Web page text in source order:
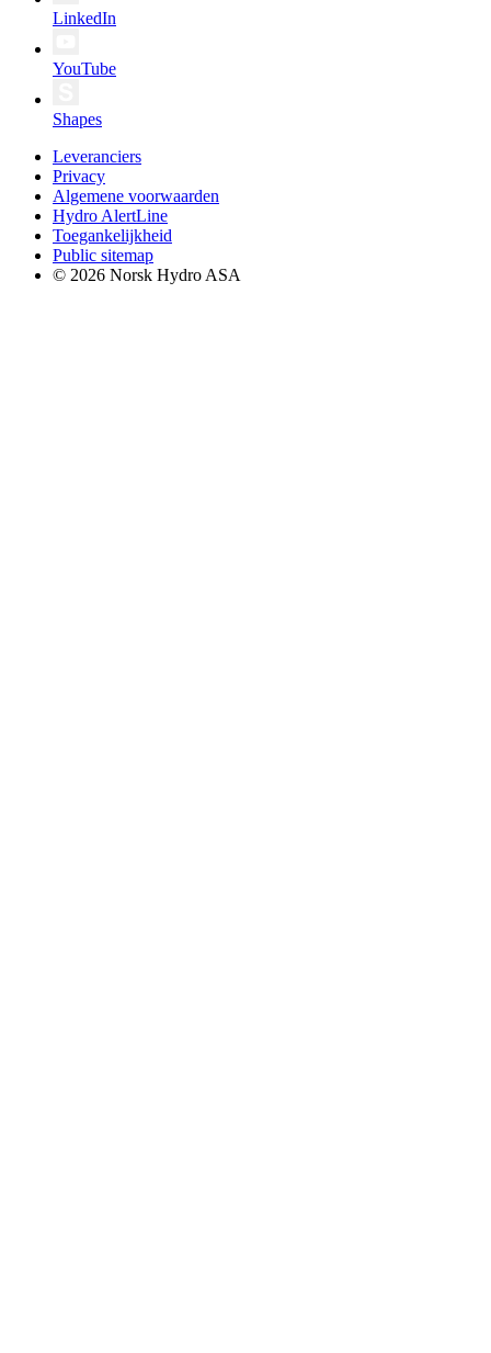
LinkedIn
YouTube
Shapes
Leveranciers
Privacy
Algemene voorwaarden
Hydro AlertLine
Toegankelijkheid
Public sitemap
© 2026 Norsk Hydro ASA